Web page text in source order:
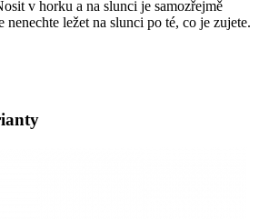
v horku a na slunci je samozřejmě
nenechte ležet na slunci po té, co je zujete.